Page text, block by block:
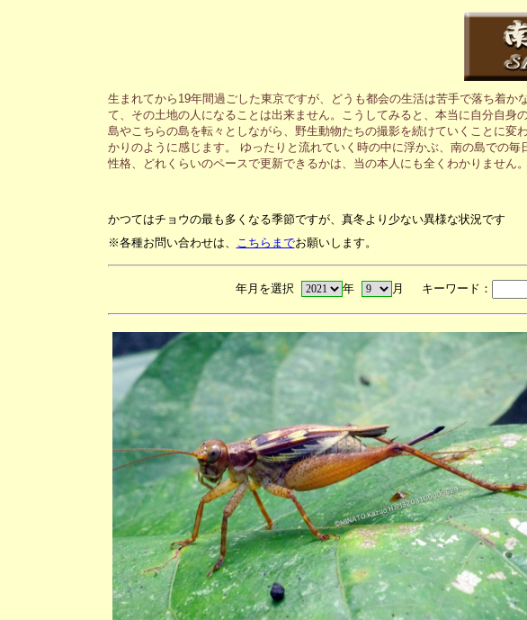
生まれてから19年間過ごした東京ですが、どうも都会の生活は苦手で落ち着
て、その土地の人になることは出来ません。こうしてみると、本当に自分自
島やこちらの島を転々としながら、野生動物たちの撮影を続けていくことに
かりのように感じます。 ゆったりと流れていく時の中に浮かぶ、南の島での
性格、どれくらいのペースで更新できるかは、当の本人にも全くわかりません。
かつてはチョウの最も多くなる季節ですが、真冬より少ない異様な状況です
※各種お問い合わせは、 こちらまでお願いします。
年月を選択 年 月 キーワード：